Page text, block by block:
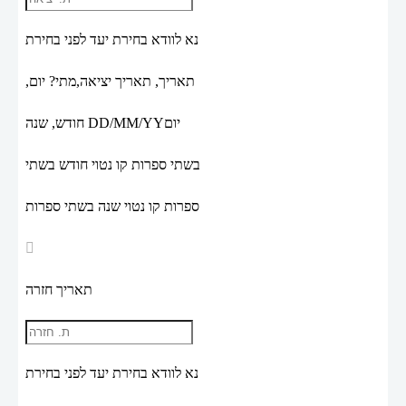
נא לוודא בחירת יעד לפני בחירת
תאריך, תאריך יציאה,מתי? יום,
DD/MM/YYיום
בשתי ספרות קו נטוי חודש בשתי
ספרות קו נטוי שנה בשתי ספרות
תאריך חזרה
נא לוודא בחירת יעד לפני בחירת